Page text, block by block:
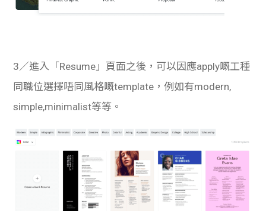
3／進入「Resume」頁面之後，可以因應apply嘅工種
同職位選擇唔同風格嘅template，例如有modern,
simple,minimalist等等。